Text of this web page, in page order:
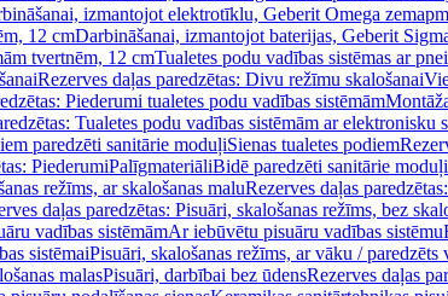
izmantojot elektrotīklu, Geberit Omega
12 cmDarbināšanai, izmantojot baterijas, Geberit
tvertnēm, 12 cmTualetes podu vadības sistēmas ar
Rezerves daļas paredzētas: Divu režīmu skalošanai
Piederumi tualetes podu vadības sistēmām
Tualetes podu vadības sistēmām ar elektronisku
paredzēti sanitārie moduļiSienas tualetes podiem
PiederumiPalīgmateriāliBidē paredzēti sanitārie moduļi
režīms, ar skalošanas maluRezerves daļas
daļas paredzētas: Pisuāri, skalošanas režīms, bez
vadības sistēmāmAr iebūvētu pisuāru vadības sistēmu
sistēmaiPisuāri, skalošanas režīms, ar vāku / paredzēts
malasPisuāri, darbībai bez ūdensRezerves daļas